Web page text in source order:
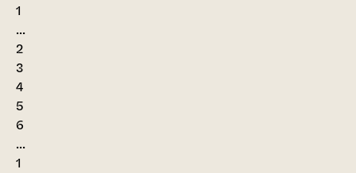
1
...
2
3
4
5
6
...
1